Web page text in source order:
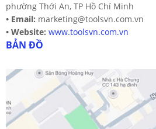
DHF-43FC
Liên hệ
phường Thới An, TP Hồ Chí Minh
• Email: marketing@toolsvn.com.vn
• Website: www.toolsvn.com.vn
BẢN ĐỒ